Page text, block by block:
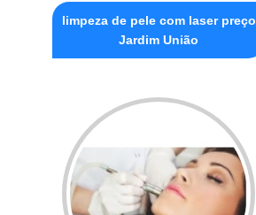
limpeza de pele com laser preço
Jardim União